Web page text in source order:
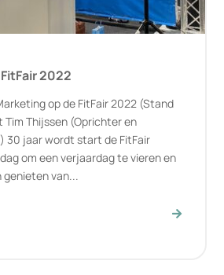
2022
op de FitFair 2022 (Stand
Tim Thijssen (Oprichter en
30 jaar wordt start de FitFair
om een verjaardag te vieren en
van...